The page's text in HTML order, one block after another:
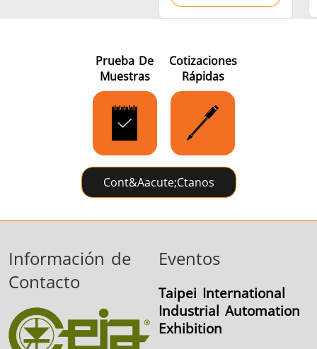
Prueba De
Muestras
Cotizaciones
Rápidas
Cont&aacute;ctanos
Información de
Contacto
Eventos
Taipei International
Industrial Automation
Exhibition